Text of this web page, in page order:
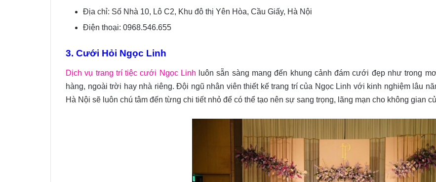
Địa chỉ: Số Nhà 10, Lô C2, Khu đô thị Yên Hòa, Cầu Giấy, Hà Nội
Điện thoại: 0968.546.655
3. Cưới Hỏi Ngọc Linh
Dịch vụ trang trí tiệc cưới Ngọc Linh luôn sẵn sàng mang đến khung cảnh đám cưới đẹp như trong
hàng, ngoài trời hay nhà riêng. Đội ngũ nhân viên thiết kế trang trí của Ngọc Linh với kinh nghiệm lâu
Hà Nội sẽ luôn chú tâm đến từng chi tiết nhỏ để có thể tạo nên sự sang trọng, lãng mạn cho không gian